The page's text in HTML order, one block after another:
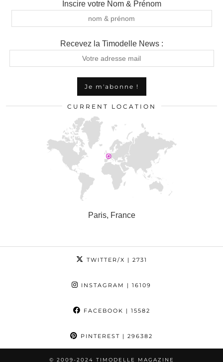
Inscire votre Nom & Prénom
Recevez la Timodelle News :
CURRENT LOCATION
Paris, France
TWITTER/X | 2731
INSTAGRAM | 16109
FACEBOOK | 15582
PINTEREST | 296382
© 2009-2024 TIMODELLE MAGAZINE